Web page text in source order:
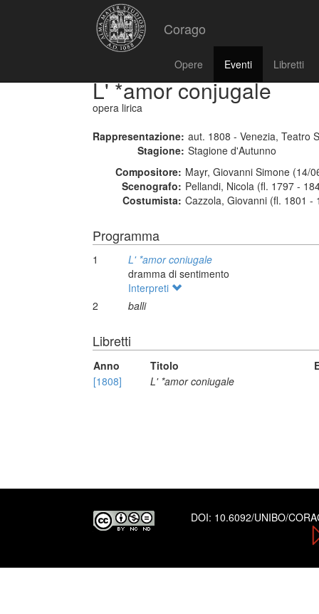
Corago
Opere Eventi Libretti
L' *amor conjugale
opera lirica
Rappresentazione: aut. 1808 - Venezia, Teatro
Stagione: Stagione d'Autunno
Compositore: Mayr, Giovanni Simone (14/
Scenografo: Pellandi, Nicola (fl. 1797 -
Costumista: Cazzola, Giovanni (fl. 1801 -
Programma
1
L' *amor coniugale
dramma di sentimento
Interpreti
2
balli
Libretti
Anno Titolo
[1808]
L' *amor coniugale
DOI: 10.6092/UNIBO/